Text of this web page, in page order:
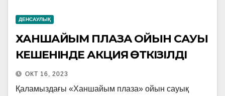
ДЕНСАУЛЫҚ
ХАНШАЙЫМ ПЛАЗА ОЙЫН САУЫҚ
КЕШЕНІНДЕ АКЦИЯ ӨТКІЗІЛДІ
ОКТ 16, 2023
Қаламыздағы «Ханшайым плаза» ойын сауық